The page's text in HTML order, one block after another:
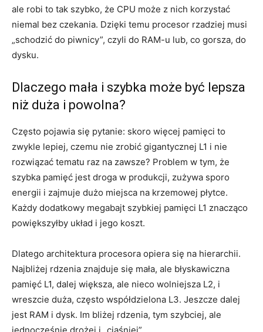
ale robi to tak szybko, że CPU może z nich korzystać
niemal bez czekania. Dzięki temu procesor rzadziej musi
„schodzić do piwnicy”, czyli do RAM-u lub, co gorsza, do
dysku.
Dlaczego mała i szybka może być lepsza
niż duża i powolna?
Często pojawia się pytanie: skoro więcej pamięci to
zwykle lepiej, czemu nie zrobić gigantycznej L1 i nie
rozwiązać tematu raz na zawsze? Problem w tym, że
szybka pamięć jest droga w produkcji, zużywa sporo
energii i zajmuje dużo miejsca na krzemowej płytce.
Każdy dodatkowy megabajt szybkiej pamięci L1 znacząco
powiększyłby układ i jego koszt.
Dlatego architektura procesora opiera się na hierarchii.
Najbliżej rdzenia znajduje się mała, ale błyskawiczna
pamięć L1, dalej większa, ale nieco wolniejsza L2, i
wreszcie duża, często współdzielona L3. Jeszcze dalej
jest RAM i dysk. Im bliżej rdzenia, tym szybciej, ale